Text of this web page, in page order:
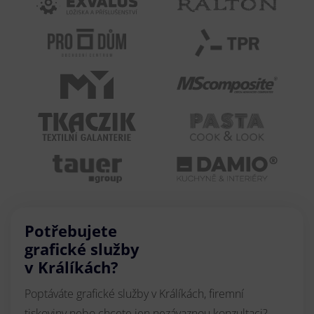
Potřebujete
grafické služby
v Králíkách?
Poptáváte grafické služby v Králíkách, firemní